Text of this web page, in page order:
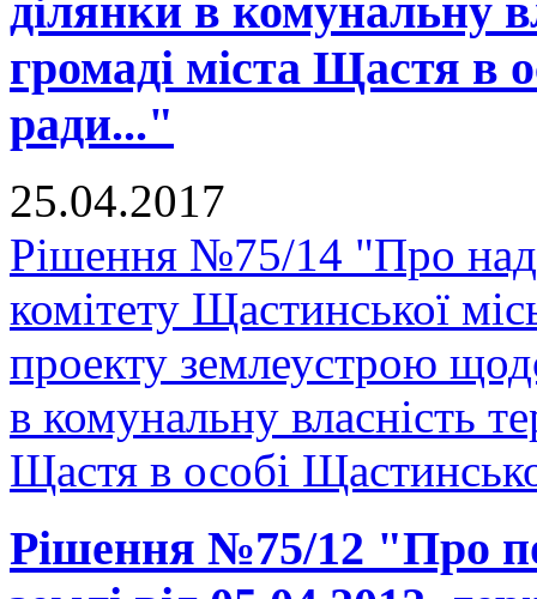
ділянки в комунальну
громаді міста Щастя в
ради..."
25.04.2017
Рішення №75/14 "Про
комітету Щастинської
проекту землеустрою
в комунальну власність
Щастя в особі
Рішення №75/12 "Про